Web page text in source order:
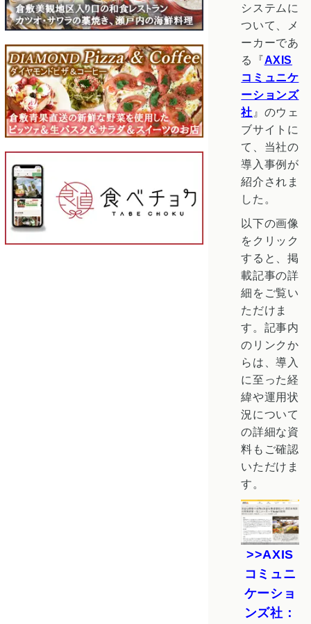
システムに
ついて、メ
ーカーであ
る『AXIS
コミュニケ
ーションズ
社 』のウェ
ブサイトに
て、当社の
導入事例が
紹介されま
した。
以下の画像
をクリック
すると、掲
載記事の詳
細をご覧い
ただけま
す。記事内
のリンクか
らは、導入
に至った経
緯や運用状
況について
の詳細な資
料もご確認
いただけま
す。
AXIS
コミュニ
ケーショ
ンズ社：